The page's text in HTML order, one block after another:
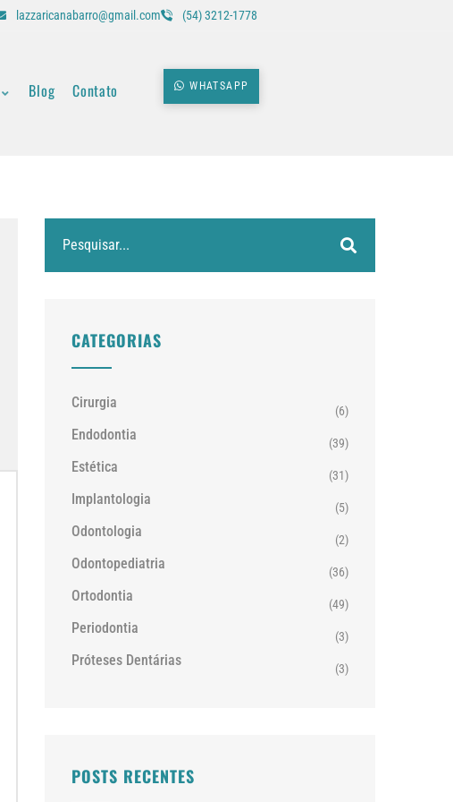
lazzaricanabarro@gmail.com (54) 3212-1778
Blog Contato WHATSAPP
CATEGORIAS
Cirurgia (6)
Endodontia (39)
Estética (31)
Implantologia (5)
Odontologia (2)
Odontopediatria (36)
Ortodontia (49)
Periodontia (3)
Próteses Dentárias (3)
POSTS RECENTES